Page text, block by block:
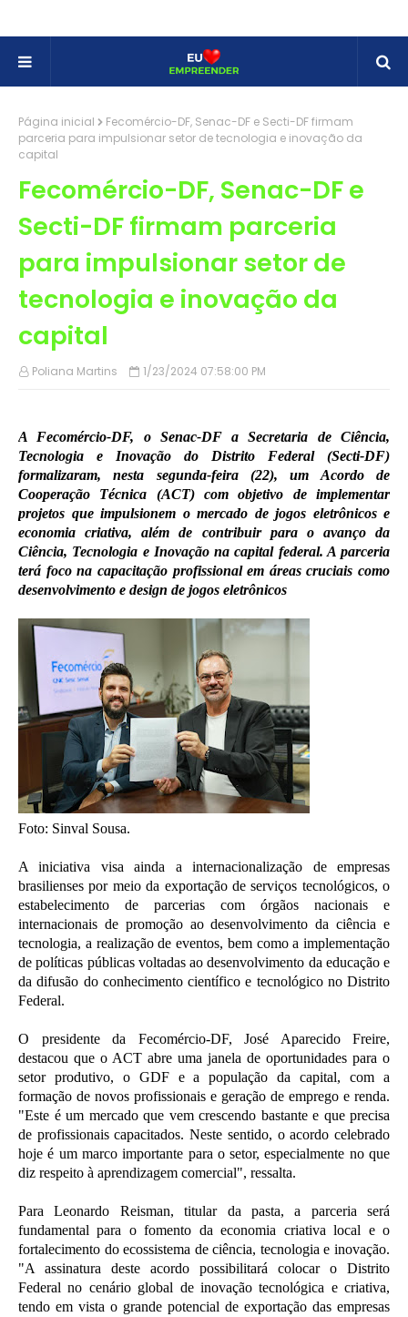
Página inicial
Fecomércio-DF, Senac-DF e Secti-DF firmam
parceria para impulsionar setor de tecnologia e inovação da
capital
Fecomércio-DF, Senac-DF e
Secti-DF firmam parceria
para impulsionar setor de
tecnologia e inovação da
capital
Poliana Martins 1/23/2024 07:58:00 PM
A Fecomércio-DF, o Senac-DF a Secretaria de Ciência,
Tecnologia e Inovação do Distrito Federal (Secti-DF)
formalizaram, nesta segunda-feira (22), um Acordo de
Cooperação Técnica (ACT) com objetivo de implementar
projetos que impulsionem o mercado de jogos eletrônicos e
economia criativa, além de contribuir para o avanço da
Ciência, Tecnologia e Inovação na capital federal. A parceria
terá foco na capacitação profissional em áreas cruciais como
desenvolvimento e design de jogos eletrônicos
Foto: Sinval Sousa.
A iniciativa visa ainda a internacionalização de empresas
brasilienses por meio da exportação de serviços tecnológicos, o
estabelecimento de parcerias com órgãos nacionais e
internacionais de promoção ao desenvolvimento da ciência e
tecnologia, a realização de eventos, bem como a implementação
de políticas públicas voltadas ao desenvolvimento da educação e
da difusão do conhecimento científico e tecnológico no Distrito
Federal.
O presidente da Fecomércio-DF, José Aparecido Freire,
destacou que o ACT abre uma janela de oportunidades para o
setor produtivo, o GDF e a população da capital, com a
formação de novos profissionais e geração de emprego e renda.
"Este é um mercado que vem crescendo bastante e que precisa
de profissionais capacitados. Neste sentido, o acordo celebrado
hoje é um marco importante para o setor, especialmente no que
diz respeito à aprendizagem comercial", ressalta.
Para Leonardo Reisman, titular da pasta, a parceria será
fundamental para o fomento da economia criativa local e o
fortalecimento do ecossistema de ciência, tecnologia e inovação.
"A assinatura deste acordo possibilitará colocar o Distrito
Federal no cenário global de inovação tecnológica e criativa,
tendo em vista o grande potencial de exportação das empresas